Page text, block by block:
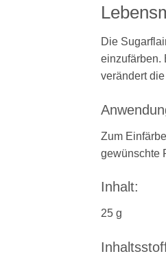
Die
einzufärben.
verändert
Zum
gewünschte
Inhalt:
25 g